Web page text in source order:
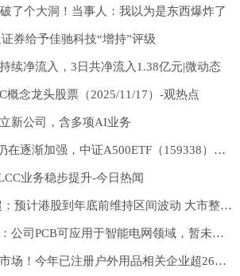
了个大洞！当事人：我以为是东西爆炸了
券给予佳驰科技“增持”评级
续净流入，3日共净流入1.38亿元|微动态
概念龙头股票（2025/11/17）-观热点
新公司，含多项AI业务
A股牛市的确定性仍在逐渐加强，中证A500ETF（159338）净流入近3000万份-速看料
业务稳步提升-今日热闻
动态:思博瑞陈颂超：预计港股到年底前维持区间波动 大市整理期是入市良机
最资讯丨金禄电子：公司PCB可应用于智能电网领域，暂未应用于风电领域
荒野求生引爆户外市场！今年已注册户外用品相关企业超260万家